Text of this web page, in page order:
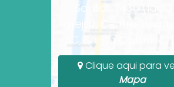
Santos, 1436 (lado
Igreja), Centro,
SC, Santa Catarina,
Clique aqui para
Mapa